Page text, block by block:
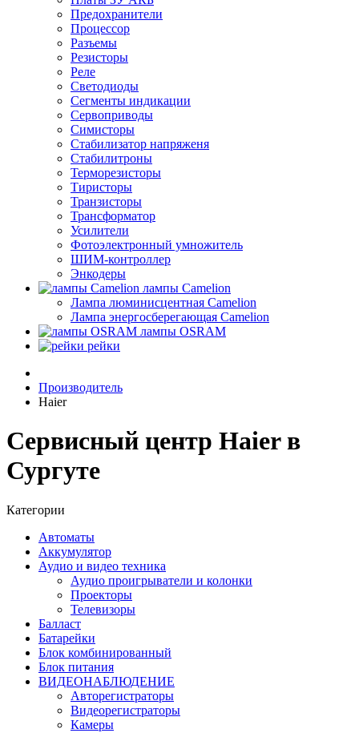
Предохранители
Процессор
Разъемы
Резисторы
Реле
Светодиоды
Сегменты индикации
Сервоприводы
Симисторы
Стабилизатор напряженя
Стабилитроны
Терморезисторы
Тиристоры
Транзисторы
Трансформатор
Усилители
Фотоэлектронный умножитель
ШИМ-контроллер
Энкодеры
лампы Camelion
Лампа люминисцентная Сamelion
Лампа энергосберегающая Сamelion
лампы OSRAM
рейки
Производитель
Haier
Сервисный центр Haier в
Сургуте
Категории
Автоматы
Аккумулятор
Аудио и видео техника
Аудио проигрыватели и колонки
Проекторы
Телевизоры
Балласт
Батарейки
Блок комбинированный
Блок питания
ВИДЕОНАБЛЮДЕНИЕ
Авторегистраторы
Видеорегистраторы
Камеры